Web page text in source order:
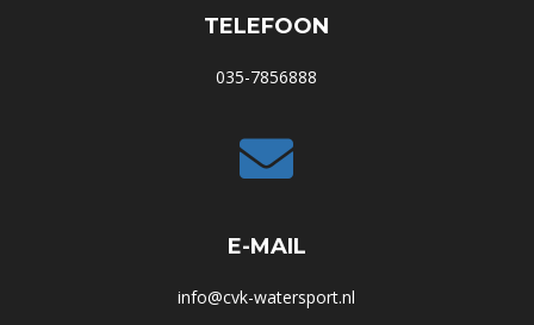
TELEFOON
035-7856888

E-MAIL
info@cvk-watersport.nl